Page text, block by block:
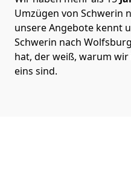
Umzügen von Schwerin
unsere Angebote kennt
Schwerin nach
hat, der weiß, warum
eins sind.